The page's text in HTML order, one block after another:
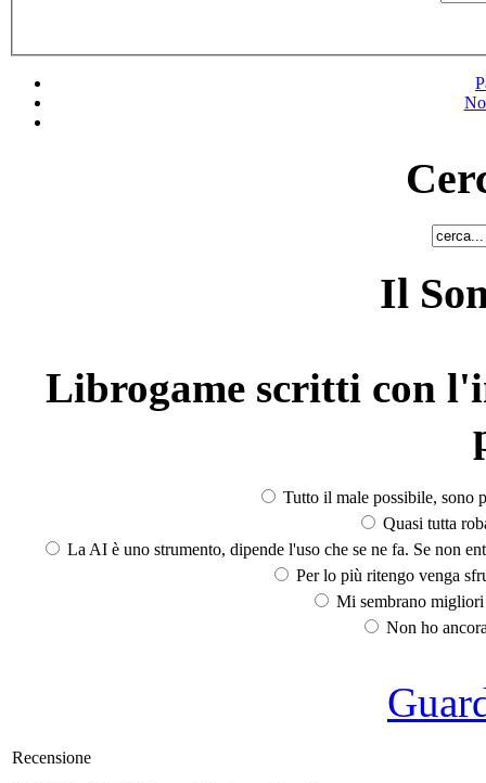
Il
Librogame scritti con
Tutto il male possibile, sono
Quasi tutta
La AI è uno strumento, dipende l'uso che se ne fa. Se non
Per lo più ritengo venga
Mi sembrano
Non ho
Recensione